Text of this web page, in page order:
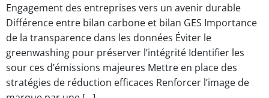
Engagement des entreprises vers un avenir durable
Différence entre bilan carbone et bilan GES Importance
de la transparence dans les données Éviter le
greenwashing pour préserver l’intégrité Identifier les
sour ces d’émissions majeures Mettre en place des
stratégies de réduction efficaces Renforcer l’image de